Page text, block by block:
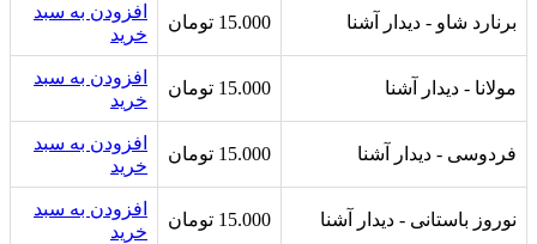
برنارد شاو - دیدار آشنا 15.000 تومان
افزودن به سبد
خرید
مولانا - دیدار آشنا 15.000 تومان
افزودن به سبد
خرید
فردوسی - دیدار آشنا 15.000 تومان
افزودن به سبد
خرید
نوروز باستانی - دیدار آشنا 15.000 تومان
افزودن به سبد
خرید